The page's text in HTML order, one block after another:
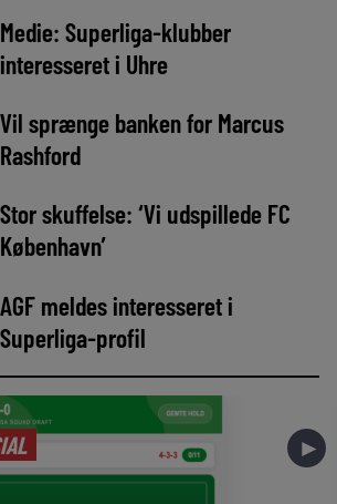
Medie: Superliga-klubber
interesseret i Uhre
Vil sprænge banken for Marcus
Rashford
Stor skuffelse: ‘Vi udspillede FC
København’
AGF meldes interesseret i
Superliga-profil
►